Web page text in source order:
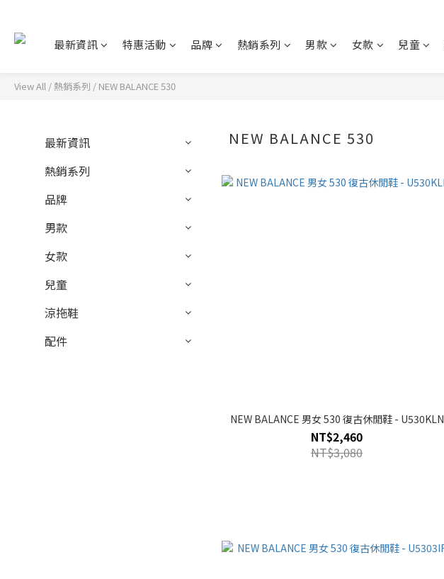
最新資訊 特惠活動 品牌 熱銷系列 男款 女款 兒童
View All /熱銷系列 / NEW BALANCE 530
最新資訊
熱銷系列
品牌
男款
女款
兒童
涼拖鞋
配件
NEW BALANCE 530
NEW BALANCE 男女 530 復古休閒鞋 - U530KLN
NT$2,460
NT$3,080